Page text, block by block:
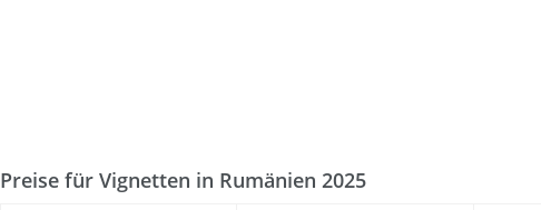
Preise für Vignetten in Rumänien 2025